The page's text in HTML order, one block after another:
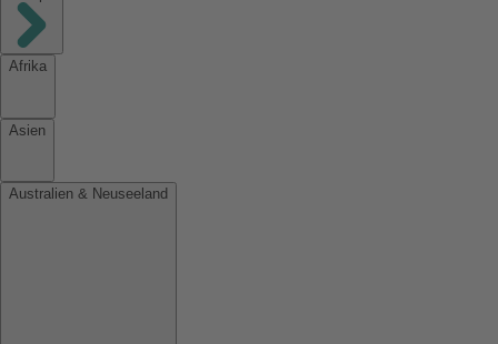
Afrika
Asien
Australien & Neuseeland